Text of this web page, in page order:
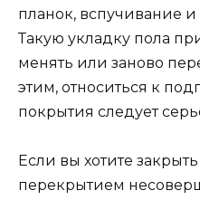
планок, вспучивание
Такую укладку пола
менять или заново
этим, относиться к
покрытия следует
Если вы хотите
перекрытием